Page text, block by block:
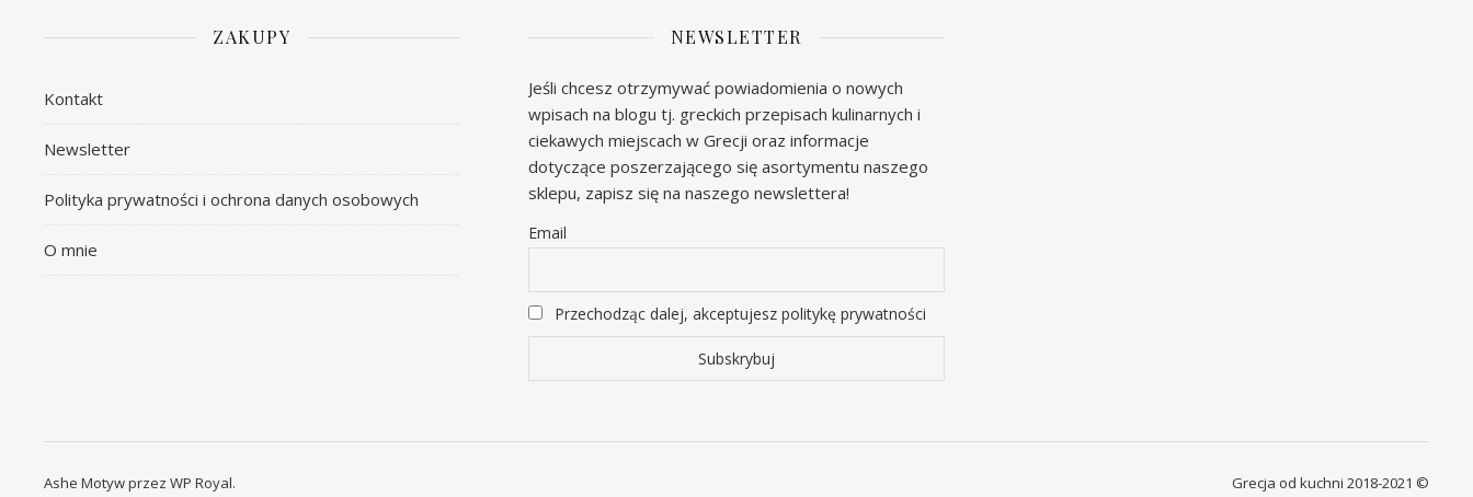
ZAKUPY
Kontakt
Newsletter
Polityka prywatności i ochrona danych osobowych
O mnie
NEWSLETTER
Jeśli chcesz otrzymywać powiadomienia o nowych
wpisach na blogu tj. greckich przepisach kulinarnych i
ciekawych miejscach w Grecji oraz informacje
dotyczące poszerzającego się asortymentu naszego
sklepu, zapisz się na naszego newslettera!
Email
Przechodząc dalej, akceptujesz politykę prywatności
Grecja od kuchni 2018-2021 ©
Ashe Motyw przez WP Royal.